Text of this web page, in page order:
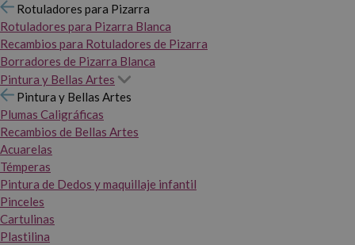
Rotuladores para Pizarra
Rotuladores para Pizarra Blanca
Recambios para Rotuladores de Pizarra
Borradores de Pizarra Blanca
Pintura y Bellas Artes
Pintura y Bellas Artes
Plumas Caligráficas
Recambios de Bellas Artes
Acuarelas
Témperas
Pintura de Dedos y maquillaje infantil
Pinceles
Cartulinas
Plastilina